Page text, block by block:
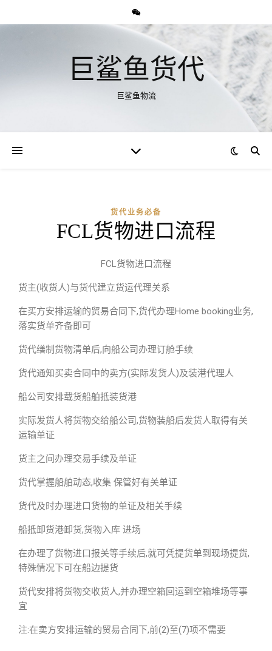
巨鲨鱼货代
巨鲨鱼物流
货代业务必备
FCL货物进口流程
FCL货物进口流程
货主(收货人)与货代建立货运代理关系
在买方安排运输的贸易合同下,货代办理Home booking业务,
落实货单齐备即可
货代缮制货物清单后,向船公司办理订舱手续
货代通知买卖合同中的卖方(实际发货人)及装港代理人
船公司安排载货船舶抵装货港
实际发货人将货物交给船公司,货物装船后发货人取得有关
运输单证
货主之间办理交易手续及单证
货代掌握船舶动态,收集 保管好有关单证
货代及时办理进口货物的单证及相关手续
船抵卸货港卸货,货物入库 进场
在办理了货物进口报关等手续后,就可凭提货单到现场提货,
特殊情况下可在船边提货
货代安排将货物交收货人,并办理空箱回运到空箱堆场等事
宜
注:在卖方安排运输的贸易合同下,前(2)至(7)项不需要